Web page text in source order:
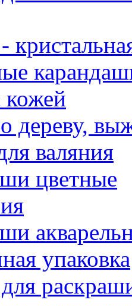
кожей
дереву,
валяния
цветные
упаковка